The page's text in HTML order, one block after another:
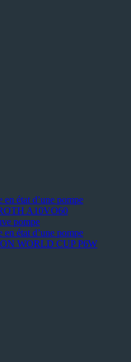
état d’une pompe
A10VO60
pompe
état d’une pompe
WORLD CUP P6W